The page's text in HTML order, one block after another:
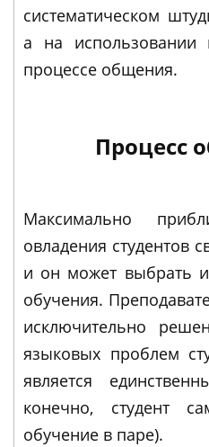
систематическом
а на использовании
процессе общения.
Процесс
Максимально
овладения студентов
и он может выбрать
обучения.
исключительно
языковых проблем
является
конечно, студент
обучение в паре).